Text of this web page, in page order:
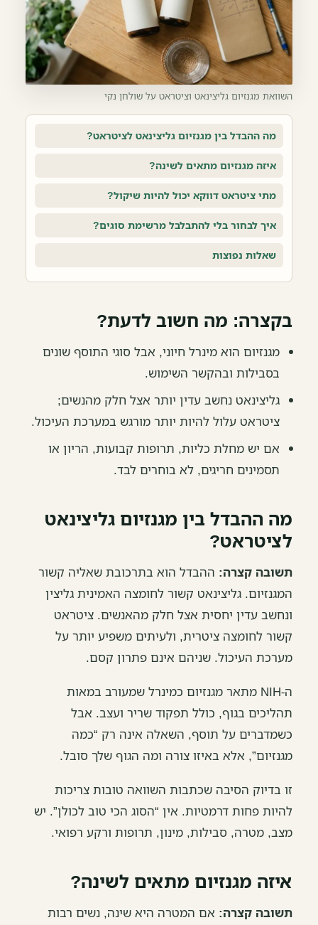
השוואת מגנזיום גליצינאט וציטראט על שולחן נקי
מה ההבדל בין מגנזיום גליצינאט לציטראט?
איזה מגנזיום מתאים לשינה?
מתי ציטראט דווקא יכול להיות שיקול?
איך לבחור בלי להתבלבל מרשימת סוגים?
שאלות נפוצות
בקצרה: מה חשוב לדעת?
מגנזיום הוא מינרל חיוני, אבל סוגי התוסף שונים
בסבילות ובהקשר השימוש.
גליצינאט נחשב עדין יותר אצל חלק מהנשים;
ציטראט עלול להיות יותר מורגש במערכת העיכול.
אם יש מחלת כליות, תרופות קבועות, הריון או
תסמינים חריגים, לא בוחרים לבד.
מה ההבדל בין מגנזיום גליצינאט
לציטראט?
תשובה קצרה: ההבדל הוא בתרכובת שאליה קשור
המגנזיום. גליצינאט קשור לחומצה האמינית גליצין
ונחשב עדין יחסית אצל חלק מהאנשים. ציטראט
קשור לחומצה ציטרית, ולעיתים משפיע יותר על
מערכת העיכול. שניהם אינם פתרון קסם.
ה-NIH מתאר מגנזיום כמינרל שמעורב במאות
תהליכים בגוף, כולל תפקוד שריר ועצב. אבל
כשמדברים על תוסף, השאלה אינה רק “כמה
מגנזיום”, אלא באיזו צורה ומה הגוף שלך סובל.
זו בדיוק הסיבה שכתבות השוואה טובות צריכות
להיות פחות דרמטיות. אין “הסוג הכי טוב לכולן”. יש
מצב, מטרה, סבילות, מינון, תרופות ורקע רפואי.
איזה מגנזיום מתאים לשינה?
תשובה קצרה: אם המטרה היא שינה, נשים רבות